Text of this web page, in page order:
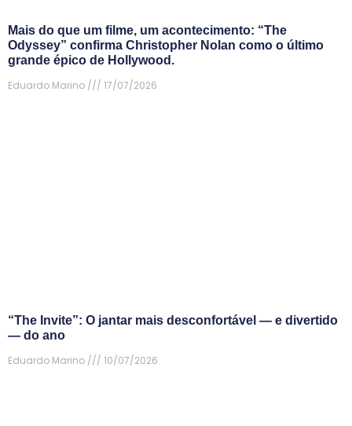
Mais do que um filme, um acontecimento: “The
Odyssey” confirma Christopher Nolan como o último
grande épico de Hollywood.
Eduardo Marino
17/07/2026
“The Invite”: O jantar mais desconfortável — e divertido
— do ano
Eduardo Marino
10/07/2026